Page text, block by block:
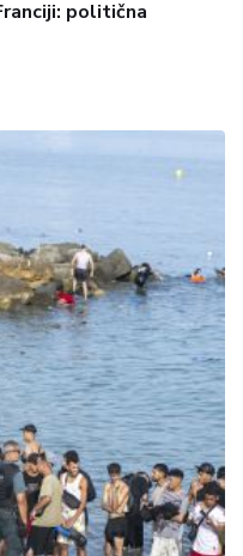
politična